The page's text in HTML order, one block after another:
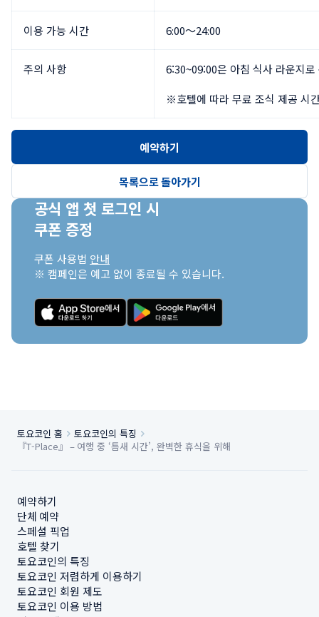
이용 가능 시간 6:00～24:00
주의 사항
6:30~09:00은 아침 식사 라운지
※호텔에 따라 무료 조식 제공 시
예약하기
목록으로 돌아가기
공식 앱 첫 로그인 시
쿠폰 증정
쿠폰 사용법 안내
※ 캠페인은 예고 없이 종료될 수 있습니다.
토요코인 홈
토요코인의 특징
『T-Place』 – 여행 중 ‘틈새 시간’, 완벽한 휴식을 위해
예약하기
단체 예약
스페셜 픽업
호텔 찾기
토요코인의 특징
토요코인 저렴하게 이용하기
토요코인 회원 제도
토요코인 이용 방법